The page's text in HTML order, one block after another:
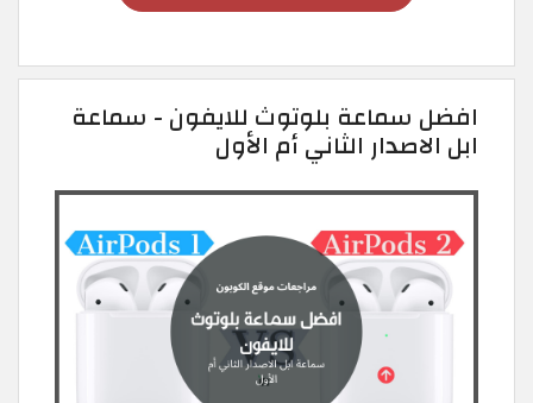
افضل سماعة بلوتوث للايفون - سماعة
ابل الاصدار الثاني أم الأول